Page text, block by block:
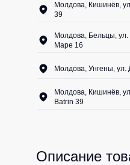
Молдова, Кишинёв,
39
Молдова, Бельцы,
Маре 16
Молдова, Унгены, ул.
Молдова, Кишинёв,
Batrin 39
Описание